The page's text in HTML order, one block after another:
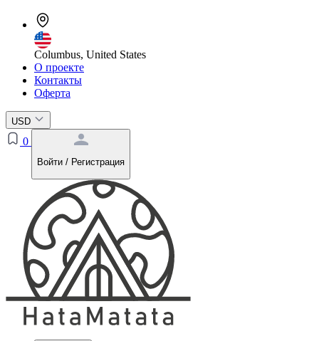
Columbus, United States
О проекте
Контакты
Оферта
USD
0
Войти / Регистрация